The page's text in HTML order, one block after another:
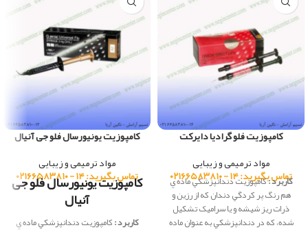
کامپوزیت فلو گرادیا دایرکت
مواد ترمیمی و زیبایی
تماس بگیرید: ۱۴ - ۰۲۱۶۶۵۸۳۸۱۰
کاربرد :كامپوزيت دندانپزشكي ماده ي
هم رنگ پر کردگي دندان که از رزين و
ذرات ريز شيشه و يا سراميک تشکيل
شده، كه در دندانپزشكي به عنوان ماده
کامپوزیت یونیورسال فلو جی آنیال
مواد ترمیمی و زیبایی
تماس بگیرید: ۱۴ - ۰۲۱۶۶۵۸۳۸۱۰
کامپوزیت یونیورسال فلو جی
آنیال
کاربرد :كامپوزيت دندانپزشكي ماده ي